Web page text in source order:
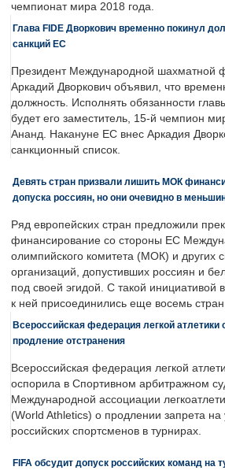
чемпионат мира 2018 года.
Глава FIDE Дворкович временно покинул
санкций ЕС
Президент Международной шахматной
Аркадий Дворкович объявил, что
должность. Исполнять обязанности
будет его заместитель, 15-й чемпион
Ананд. Накануне ЕС внес Аркадия
санкционный список.
Девять стран призвали лишить МОК
допуска россиян, но они очевидно в
Ряд европейских стран предложили
финансирование со стороны ЕС
олимпийского комитета (МОК) и других
организаций, допустивших россиян и
под своей эгидой. С такой инициативой
к ней присоединились еще восемь
Всероссийская федерация легкой атлетики
продление отстранения
Всероссийская федерация легкой
оспорила в Спортивном арбитражном
Международной ассоциации
(World Athletics) о продлении запрета на
российских спортсменов в турнирах.
FIFA обсудит допуск российских команд на